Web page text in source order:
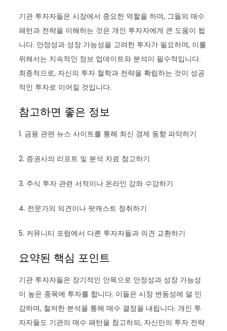
기관 투자자들은 시장에서 중요한 역할을 하며, 그들의 매수
패턴과 전략을 이해하는 것은 개인 투자자에게 큰 도움이 됩
니다. 안정성과 성장 가능성을 고려한 투자가 필요하며, 이를
위해서는 지속적인 정보 업데이트와 분석이 필수적입니다.
최종적으로, 자신의 투자 철학과 전략을 확립하는 것이 성공
적인 투자로 이어질 것입니다.
참고하면 좋은 정보
1. 금융 관련 뉴스 사이트를 통해 최신 경제 동향 파악하기
2. 증권사의 리포트 및 분석 자료 참고하기
3. 주식 투자 관련 서적이나 온라인 강좌 수강하기
4. 전문가의 의견이나 팟캐스트 청취하기
5. 커뮤니티 포럼에서 다른 투자자들과 의견 교환하기
요약된 핵심 포인트
기관 투자자들은 장기적인 안목으로 안정성과 성장 가능성
이 높은 종목에 투자를 합니다. 이들은 시장 변동성에 덜 민
감하며, 철저한 분석을 통해 매수 결정을 내립니다. 개인 투
자자들도 기관의 매수 패턴을 참고하되, 자신만의 투자 전략